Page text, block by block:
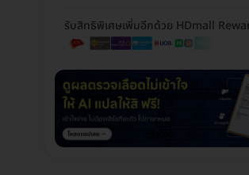
รับสิทธิพิเศษเพิ่มอีกด้วย HDmall